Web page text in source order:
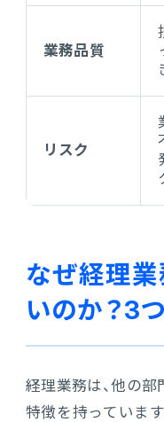
業務品質
リスク
なぜ経理
いのか？3
経理業務は、他の
特徴を持っていま